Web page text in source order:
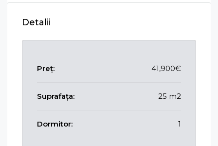
Detalii
Preț: 41,900€
Suprafața: 25 m2
Dormitor: 1